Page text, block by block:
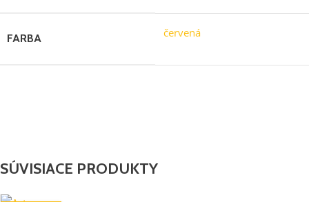
FARBA červená
SÚVISIACE PRODUKTY